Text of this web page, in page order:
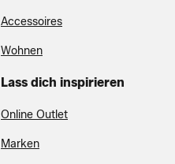
Accessoires
Wohnen
Lass dich inspirieren
Online Outlet
Marken